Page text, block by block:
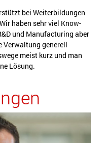
bei Weiterbildungen
haben sehr viel Know-
und Manufacturing aber
Verwaltung generell
meist kurz und man
Lösung.